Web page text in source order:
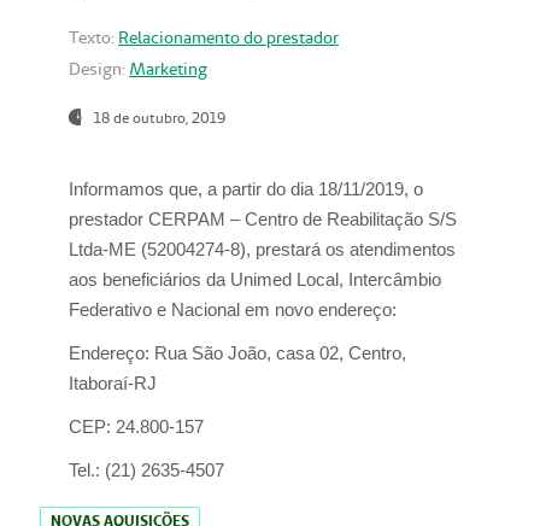
Texto: Relacionamento do prestador
Design: Marketing
18 de outubro, 2019
Informamos que, a partir do dia 18/11/2019, o
prestador CERPAM – Centro de Reabilitação S/S
Ltda-ME (52004274-8), prestará os atendimentos
aos beneficiários da Unimed Local, Intercâmbio
Federativo e Nacional em novo endereço:
Endereço: Rua São João, casa 02, Centro,
Itaboraí-RJ
CEP: 24.800-157
Tel.: (21) 2635-4507
NOVAS AQUISIÇÕES